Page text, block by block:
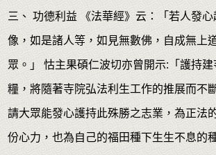
三、 功德利益 《法華經》云：「若人發
像，如是諸人等，如見無數佛，自成無上
眾。」 怙主果碩仁波切亦曾開示:「護持
糧，將隨著寺院弘法利生工作的推展而不
請大眾能發心護持此殊勝之志業，為正法
份心力，也為自己的福田種下生生不息的